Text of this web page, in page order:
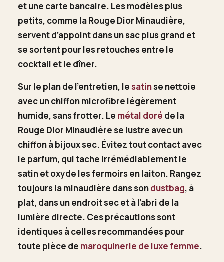
et une carte bancaire. Les modèles plus
petits, comme la Rouge Dior Minaudière,
servent d’appoint dans un sac plus grand et
se sortent pour les retouches entre le
cocktail et le dîner.
Sur le plan de l’entretien, le satinse nettoie
avec un chiffon microfibre légèrement
humide, sans frotter. Le métal doré de la
Rouge Dior Minaudière se lustre avec un
chiffon à bijoux sec. Évitez tout contact avec
le parfum, qui tache irrémédiablement le
satin et oxyde les fermoirs en laiton. Rangez
toujours la minaudière dans sondustbag, à
plat, dans un endroit sec et à l’abri de la
lumière directe. Ces précautions sont
identiques à celles recommandées pour
toute pièce de maroquinerie de luxe femme.